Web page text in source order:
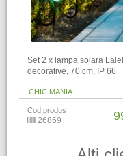
Set 2 x lampa solara
decorative, 70 cm, IP 66
CHIC MANIA
Cod produs
26869